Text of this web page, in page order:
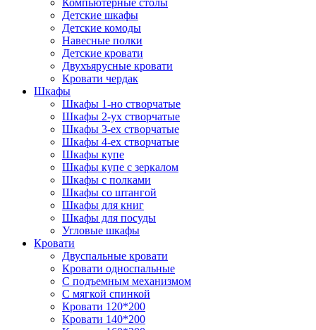
Компьютерные столы
Детские шкафы
Детские комоды
Навесные полки
Детские кровати
Двухъярусные кровати
Кровати чердак
Шкафы
Шкафы 1-но створчатые
Шкафы 2-ух створчатые
Шкафы 3-ех створчатые
Шкафы 4-ех створчатые
Шкафы купе
Шкафы купе с зеркалом
Шкафы с полками
Шкафы со штангой
Шкафы для книг
Шкафы для посуды
Угловые шкафы
Кровати
Двуспальные кровати
Кровати односпальные
С подъемным механизмом
С мягкой спинкой
Кровати 120*200
Кровати 140*200